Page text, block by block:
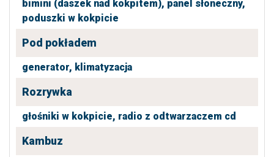
bimini (daszek nad kokpitem), panel słoneczny,
poduszki w kokpicie
Pod pokładem
generator, klimatyzacja
Rozrywka
głośniki w kokpicie, radio z odtwarzaczem cd
Kambuz